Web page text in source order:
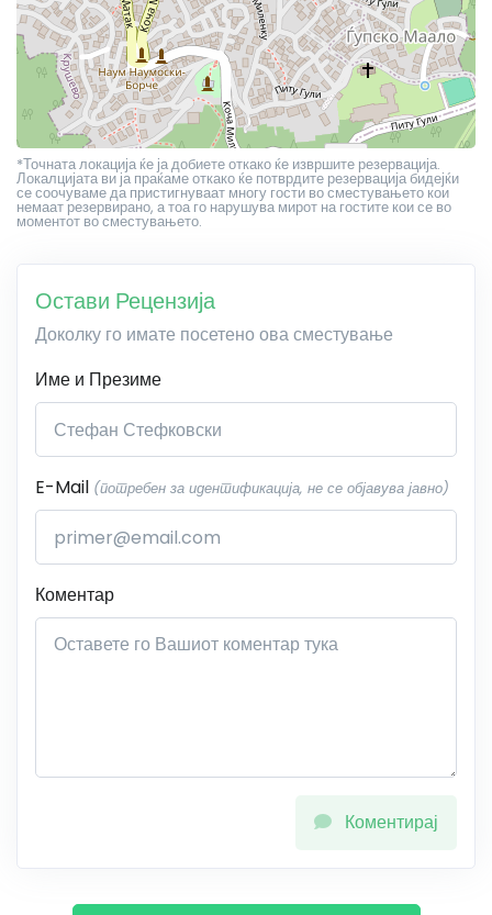
*Точната локација ќе ја добиете откако ќе извршите резервација.
Локалцијата ви ја праќаме откако ќе потврдите резервација бидејќи
се соочуваме да пристигнуваат многу гости во сместувањето кои
немаат резервирано, а тоа го нарушува мирот на гостите кои се во
моментот во сместувањето.
Остави Рецензија
Доколку го имате посетено ова сместување
Име и Презиме
E-Mail (потребен за идентификација, не се објавува јавно)
Коментар
Коментирај